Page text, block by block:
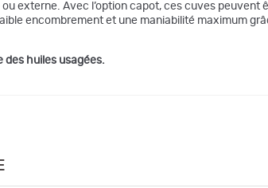
externe. Avec l’option capot, ces cuves peuvent
encombrement et une maniabilité maximum
des huiles usagées.